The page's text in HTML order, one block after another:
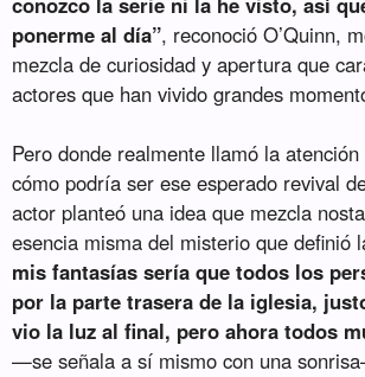
ponerme al día”, reconoció O’Quinn,
mezcla de curiosidad y apertura que
actores que han vivido grandes
Pero donde realmente llamó la
cómo podría ser ese esperado revival
actor planteó una idea que mezcla
esencia misma del misterio que definió
mis fantasías sería que todos los
por la parte trasera de la iglesia,
vio la luz al final, pero ahora todos
—se señala a sí mismo con una